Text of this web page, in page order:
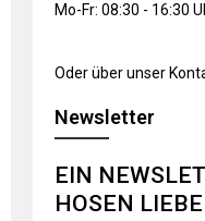
Mo-Fr: 08:30 - 16:30
Oder über unser
Newsletter
EIN
HOSEN